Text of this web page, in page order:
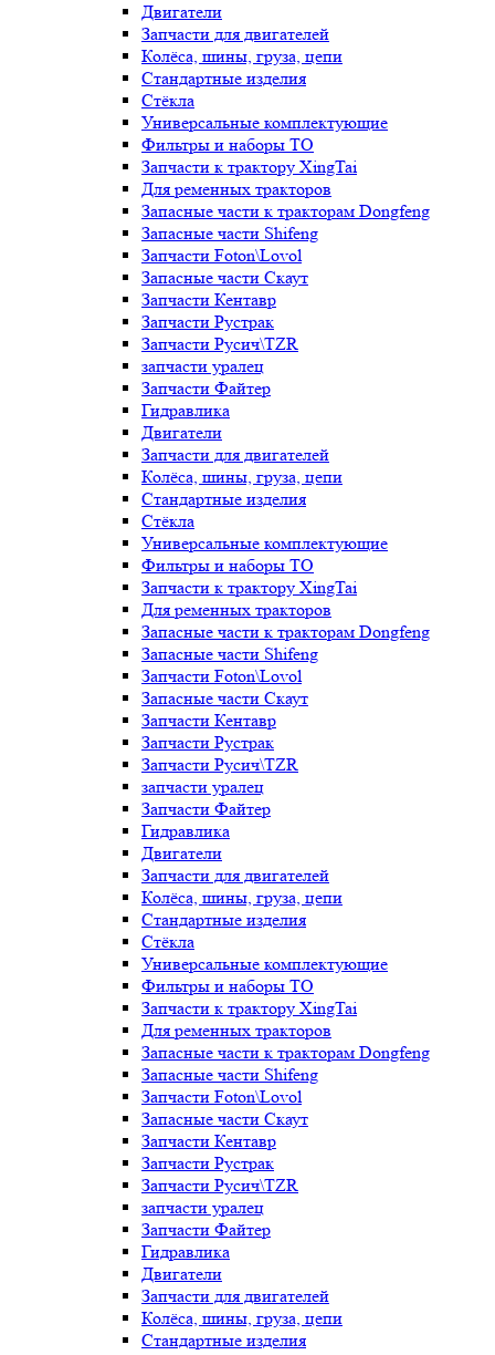
Двигатели
Запчасти для двигателей
Колёса, шины, груза, цепи
Стандартные изделия
Стёкла
Универсальные комплектующие
Фильтры и наборы ТО
Запчасти к трактору XingTai
Для ременных тракторов
Запасные части к тракторам Dongfeng
Запасные части Shifeng
Запчасти Foton\Lovol
Запасные части Скаут
Запчасти Кентавр
Запчасти Рустрак
Запчасти Русич\TZR
запчасти уралец
Запчасти Файтер
Гидравлика
Двигатели
Запчасти для двигателей
Колёса, шины, груза, цепи
Стандартные изделия
Стёкла
Универсальные комплектующие
Фильтры и наборы ТО
Запчасти к трактору XingTai
Для ременных тракторов
Запасные части к тракторам Dongfeng
Запасные части Shifeng
Запчасти Foton\Lovol
Запасные части Скаут
Запчасти Кентавр
Запчасти Рустрак
Запчасти Русич\TZR
запчасти уралец
Запчасти Файтер
Гидравлика
Двигатели
Запчасти для двигателей
Колёса, шины, груза, цепи
Стандартные изделия
Стёкла
Универсальные комплектующие
Фильтры и наборы ТО
Запчасти к трактору XingTai
Для ременных тракторов
Запасные части к тракторам Dongfeng
Запасные части Shifeng
Запчасти Foton\Lovol
Запасные части Скаут
Запчасти Кентавр
Запчасти Рустрак
Запчасти Русич\TZR
запчасти уралец
Запчасти Файтер
Гидравлика
Двигатели
Запчасти для двигателей
Колёса, шины, груза, цепи
Стандартные изделия